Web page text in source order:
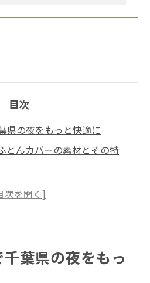
目次
県の夜をもっと快適に
とんカバーの素材とその特
千葉県のふとんカバートレ
葉県の夜をもっ